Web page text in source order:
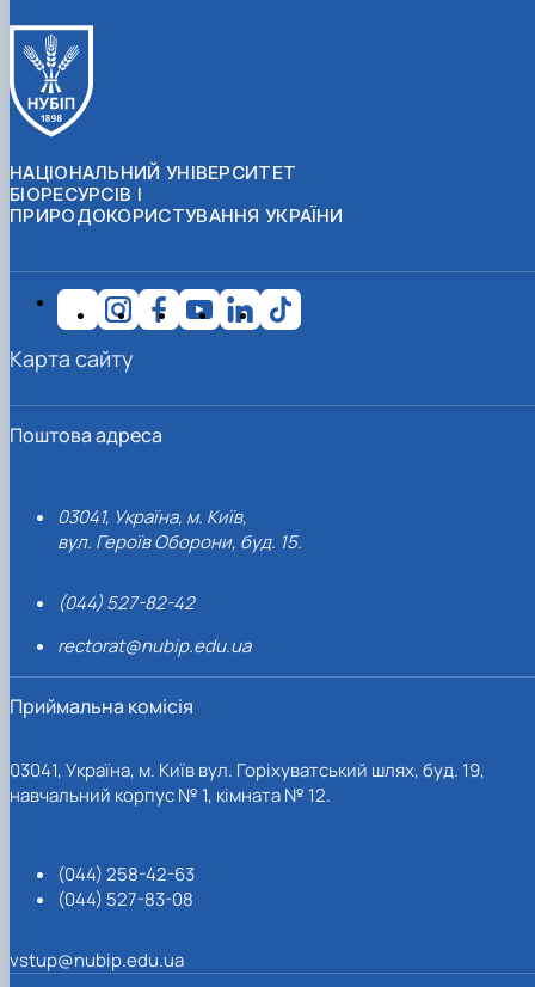
НАЦІОНАЛЬНИЙ УНІВЕРСИТЕТ
БІОРЕСУРСІВ І
ПРИРОДОКОРИСТУВАННЯ УКРАЇНИ
Поштова адреса
03041, Україна, м. Київ,
вул. Героїв Оборони, буд. 15.
(044) 527-82-42
rectorat@nubip.edu.ua
Приймальна комісія
03041, Україна, м. Київ вул. Горіхуватський шлях, буд. 19,
навчальний корпус № 1, кімната № 12.
(044) 258-42-63
(044) 527-83-08
vstup@nubip.edu.ua
Карта сайту